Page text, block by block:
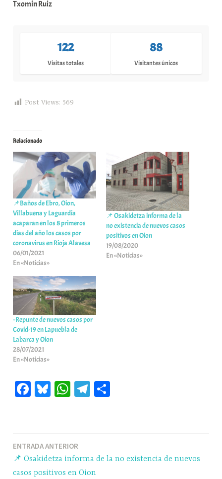
Txomin Ruiz
122
Visitas totales
88
Visitantes únicos
Post Views: 569
Relacionado
📌Baños de Ebro, Oion,
Villabuena y Laguardia
acaparan en los 8 primeros
días del año los casos por
coronavirus en Rioja Alavesa
06/01/2021
En «Noticias»
📌 Osakidetza informa de la
no existencia de nuevos casos
positivos en Oion
19/08/2020
En «Noticias»
▫️Repunte de nuevos casos por
Covid-19 en Lapuebla de
Labarca y Oion
28/07/2021
En «Noticias»
Fa Bl W
pp
Te
m rti
r
Navegación
ENTRADA ANTERIOR
📌 Osakidetza informa de la no existencia de nuevos
casos positivos en Oion